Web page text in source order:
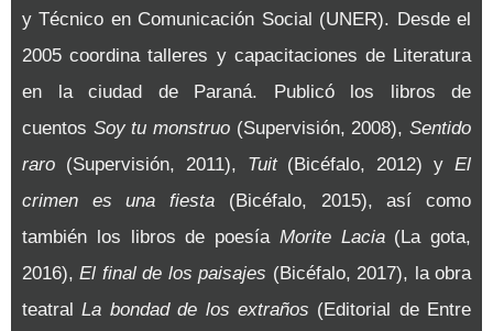
y Técnico en Comunicación Social (UNER). Desde el
2005 coordina talleres y capacitaciones de Literatura
en la ciudad de Paraná. Publicó los libros de
cuentos Soy tu monstruo (Supervisión, 2008),Sentido
raro (Supervisión, 2011), Tuit(Bicéfalo, 2012) yEl
crimen es una fiesta (Bicéfalo, 2015), así como
también los libros de poesía Morite Lacia(La gota,
2016),El final de los paisajes (Bicéfalo, 2017), la obra
teatralLa bondad de los extraños (Editorial de Entre